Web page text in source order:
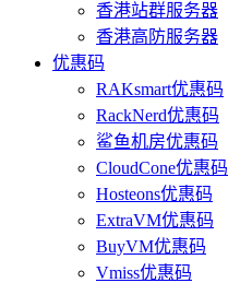
香港站群服务器
香港高防服务器
优惠码
RAKsmart优惠码
RackNerd优惠码
鲨鱼机房优惠码
CloudCone优惠码
Hosteons优惠码
ExtraVM优惠码
BuyVM优惠码
Vmiss优惠码